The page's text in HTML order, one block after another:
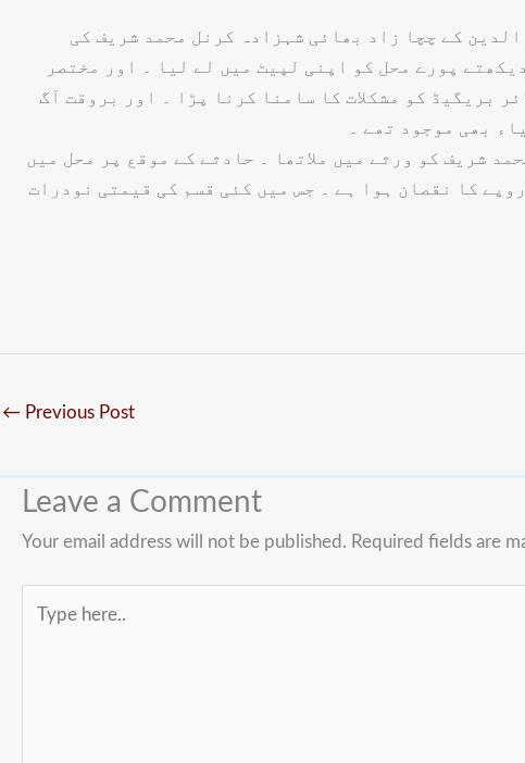
کے چچا زاد بھائی شہزادہ کرنل محمد شریف کی
پورے محل کو اپنی لپیٹ میں لے لیا ۔ اور مختصر
بریگیڈ کو مشکلات کا سامنا کرنا پڑا ۔ اور بروقت آگ
بھی موجود تھے ۔
شریف کو ورثے میں ملاتھا ۔ حادثے کے موقع پر محل میں
کا نقصان ہوا ہے ۔ جس میں کئی قسم کی قیمتی نودرات
← Previous Post
Leave a Comment
Your email address will not be published. Required fields are
here..